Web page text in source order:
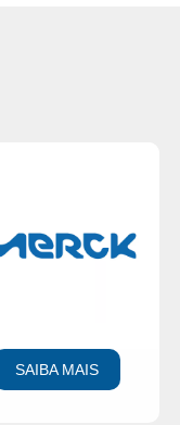
SAIBA MAIS